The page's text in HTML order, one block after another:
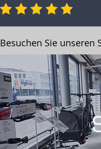
Besuchen Sie unseren